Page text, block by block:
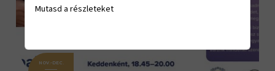
NOV.-DEC.
Mutasd a részleteket